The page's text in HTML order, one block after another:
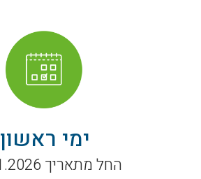
ימי ראשון
החל מתאריך 15.11.2026